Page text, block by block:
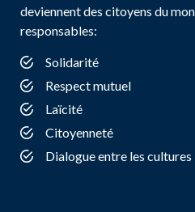
deviennent des citoyens du
responsables:
Solidarité
Respect mutuel
Laïcité
Citoyenneté
Dialogue entre les cultures